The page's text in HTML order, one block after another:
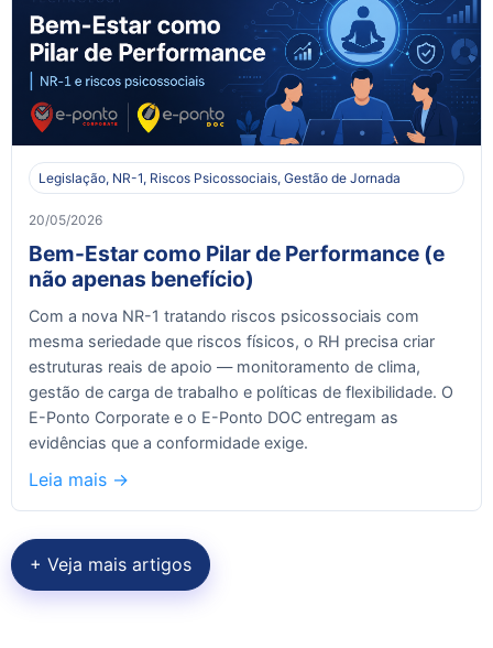
Legislação, NR-1, Riscos Psicossociais, Gestão de Jornada
20/05/2026
Bem-Estar como Pilar de Performance (e
não apenas benefício)
Com a nova NR-1 tratando riscos psicossociais com
mesma seriedade que riscos físicos, o RH precisa criar
estruturas reais de apoio — monitoramento de clima,
gestão de carga de trabalho e políticas de flexibilidade. O
E-Ponto Corporate e o E-Ponto DOC entregam as
evidências que a conformidade exige.
Leia mais ->
+ Veja mais artigos